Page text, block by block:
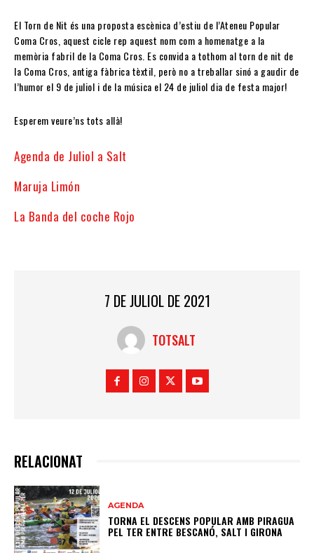
El Torn de Nit és una proposta escènica d’estiu de l’Ateneu Popular
Coma Cros, aquest cicle rep aquest nom com a homenatge a la
memòria fabril de la Coma Cros. Es convida a tothom al torn de nit de
la Coma Cros, antiga fàbrica tèxtil, però no a treballar sinó a gaudir de
l’humor el 9 de juliol i de la música el 24 de juliol dia de festa major!
Esperem veure’ns tots allà!
Agenda de Juliol a Salt
Maruja Limón
La Banda del coche Rojo
7 DE JULIOL DE 2021
TOTSALT
RELACIONAT
AGENDA
TORNA EL DESCENS POPULAR AMB PIRAGUA
PEL TER ENTRE BESCANÓ, SALT I GIRONA